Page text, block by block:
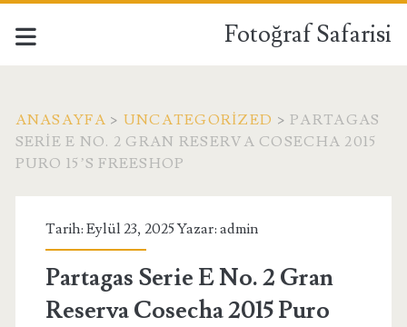
Fotoğraf Safarisi
ANASAYFA > UNCATEGORIZED >PARTAGAS
SERIE E NO. 2 GRAN RESERVA COSECHA 2015
PURO 15’S FREESHOP
Tarih: Eylül 23, 2025 Yazar: admin
Partagas Serie E No. 2 Gran
Reserva Cosecha 2015 Puro